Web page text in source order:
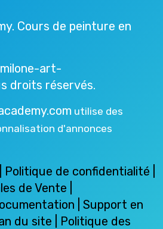
Cours de peinture en
art-
droits réservés.
utilise des
d'annonces
Politique de confidentialité
de Vente
Support en
du site | Politique des